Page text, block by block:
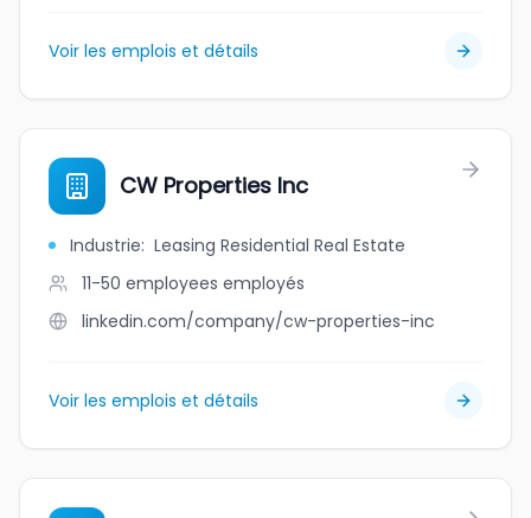
Voir les emplois et détails
CW Properties Inc
Industrie: Leasing Residential Real Estate
11-50 employees employés
linkedin.com/company/cw-properties-inc
Voir les emplois et détails